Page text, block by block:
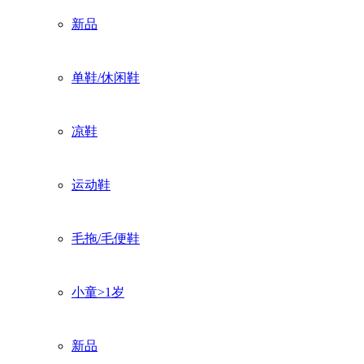
新品
单鞋/休闲鞋
凉鞋
运动鞋
毛拖/毛便鞋
小童>1岁
新品